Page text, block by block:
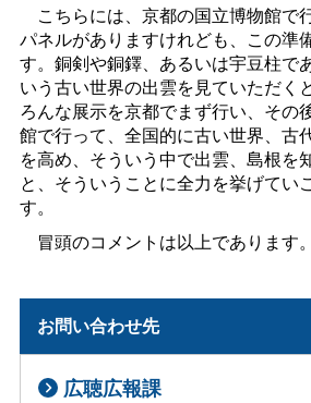
こちらには、京都の国立博物館で
パネルがありますけれども、この準
す。銅剣や銅鐸、あるいは宇豆柱で
いう古い世界の出雲を見ていただく
ろんな展示を京都でまず行い、その
館で行って、全国的に古い世界、古
を高め、そういう中で出雲、島根を
と、そういうことに全力を挙げてい
す。
冒頭のコメントは以上であります。
お問い合わせ先
広聴広報課